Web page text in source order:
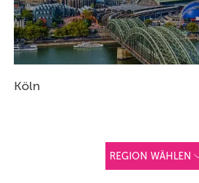
Köln
REGION WÄHLEN